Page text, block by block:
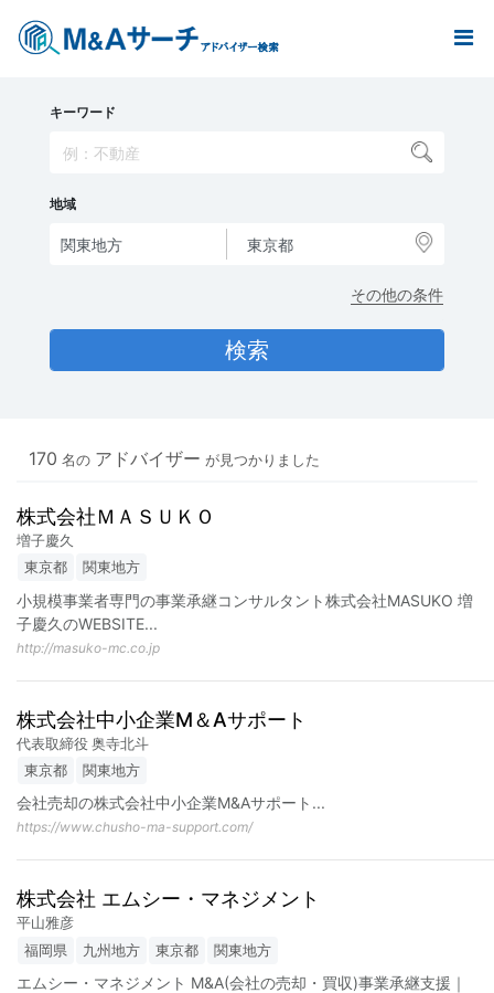
キーワード
地域
その他の条件
170 名の アドバイザー が見つかりました
株式会社ＭＡＳＵＫＯ
増子慶久
東京都
関東地方
小規模事業者専門の事業承継コンサルタント株式会社MASUKO 増
子慶久のWEBSITE...
http://masuko-mc.co.jp
株式会社中小企業M＆Aサポート
代表取締役 奥寺北斗
東京都
関東地方
会社売却の株式会社中小企業M&Aサポート ...
https://www.chusho-ma-support.com/
株式会社 エムシー・マネジメント
平山雅彦
福岡県
九州地方 東京都 関東地方
エムシー・マネジメント M&A(会社の売却・買収)事業承継支援｜